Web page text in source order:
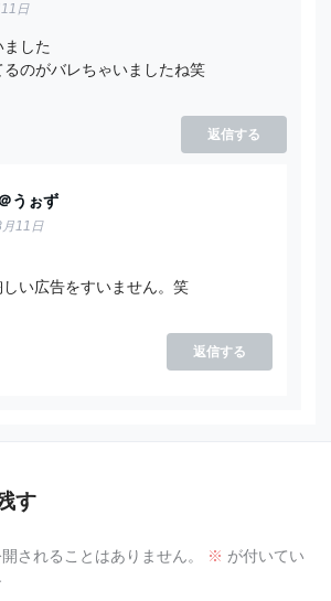
日
した
のがバレちゃいましたね笑
返信する
うぉず
11日
い広告をすいません。笑
返信する
す
されることはありません。 ※ が付いてい